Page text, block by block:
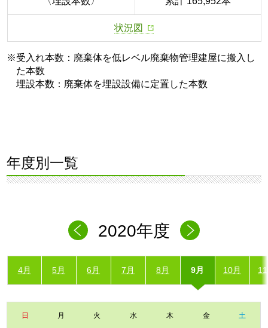
状況図
※受入れ本数：廃棄体を低レベル廃棄物管理建屋に搬入し
た本数
埋設本数：廃棄体を埋設設備に定置した本数
年度別一覧
2020年度
4月 5月 6月 7月 8月 9月 10月
日 月 火 水 木 金 土